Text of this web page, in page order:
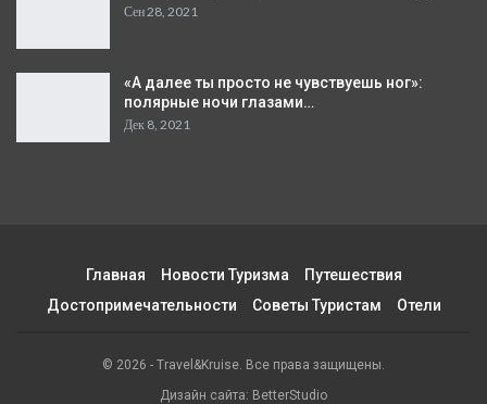
Сен 28, 2021
«А далее ты просто не чувствуешь ног»:
полярные ночи глазами…
Дек 8, 2021
Главная Новости Туризма
Путешествия
Достопримечательности
Советы Туристам Отели
© 2026 - ​​Travel&Kruise. Все права защищены.
Дизайн сайта: BetterStudio